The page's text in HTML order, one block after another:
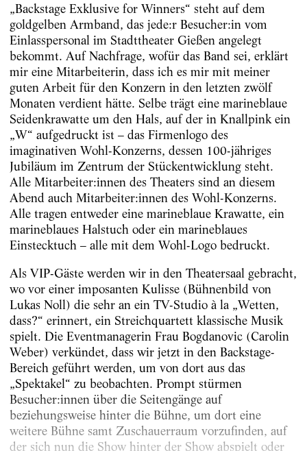
„Backstage Exklusive for Winners“ steht auf dem
goldgelben Armband, das jede:r Be­sucher:in vom
Einlasspersonal im Stadttheater Gießen angelegt
bekommt. Auf Nachfrage, wofür das Band sei, erklärt
mir eine Mitarbeiterin, dass ich es mir mit meiner
guten Arbeit für den Konzern in den letzten zwölf
Monaten verdient hätte. Selbe trägt eine marineblaue
Seidenkrawatte um den Hals, auf der in Knallpink ein
„W“ aufgedruckt ist – das Firmenlogo des
imaginativen Wohl-Konzerns, dessen 100-jähriges
Jubiläum im Zentrum der Stückentwicklung steht.
Alle Mitarbei­ter:innen des Theaters sind an diesem
Abend auch Mitarbeiter:innen des Wohl-Konzerns.
Alle tragen entweder eine marineblaue Krawatte, ein
marineblaues Halstuch oder ein marineblaues
Einstecktuch – alle mit dem Wohl-Logo bedruckt.
Als VIP-Gäste werden wir in den Theatersaal gebracht,
wo vor einer imposanten ­Kulisse (Bühnenbild von
Lukas Noll) die sehr an ein TV-Studio à la „Wetten,
dass?“ erinnert, ein Streichquartett klassische Musik
spielt. Die Eventmanagerin Frau Bogdanovic (Carolin
Weber) verkündet, dass wir jetzt in den Backstage-
Bereich geführt werden, um von dort aus das
„Spektakel“ zu beobachten. Prompt stürmen
Besucher:innen über die Seitengänge auf
beziehungsweise hinter die Bühne, um dort eine
weitere Bühne samt ­Zuschauerraum vorzufinden, auf
der sich nun die Show hinter der Show abspielt oder